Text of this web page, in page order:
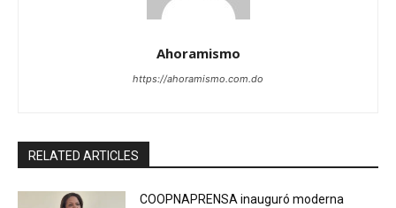
Ahoramismo
https://ahoramismo.com.do
RELATED ARTICLES
COOPNAPRENSA inauguró moderna